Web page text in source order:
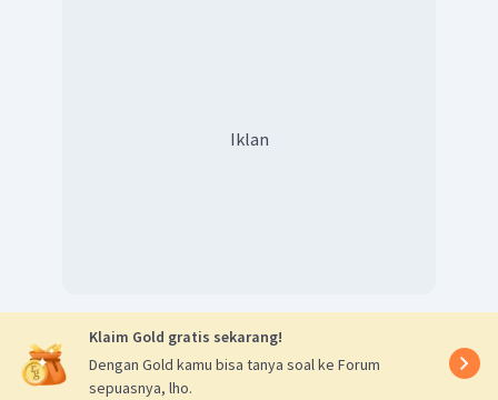
Iklan
Klaim Gold gratis sekarang!
Dengan Gold kamu bisa tanya soal ke Forum
sepuasnya, lho.